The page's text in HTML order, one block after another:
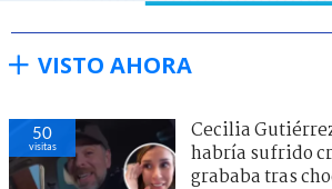
VISTO AHORA
50
visitas
Cecilia
habría sufrido
grababa tras